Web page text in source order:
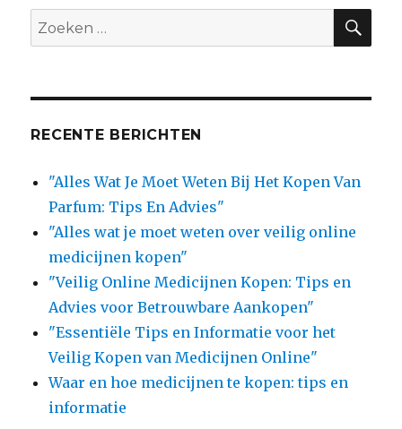
Search
for:
RECENTE BERICHTEN
"Alles Wat Je Moet Weten Bij Het Kopen Van
Parfum: Tips En Advies"
"Alles wat je moet weten over veilig online
medicijnen kopen"
"Veilig Online Medicijnen Kopen: Tips en
Advies voor Betrouwbare Aankopen"
"Essentiële Tips en Informatie voor het
Veilig Kopen van Medicijnen Online"
Waar en hoe medicijnen te kopen: tips en
informatie